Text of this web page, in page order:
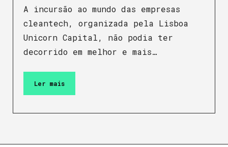
A incursão ao mundo das empresas
cleantech, organizada pela Lisboa
Unicorn Capital, não podia ter
decorrido em melhor e mais…
Ler mais